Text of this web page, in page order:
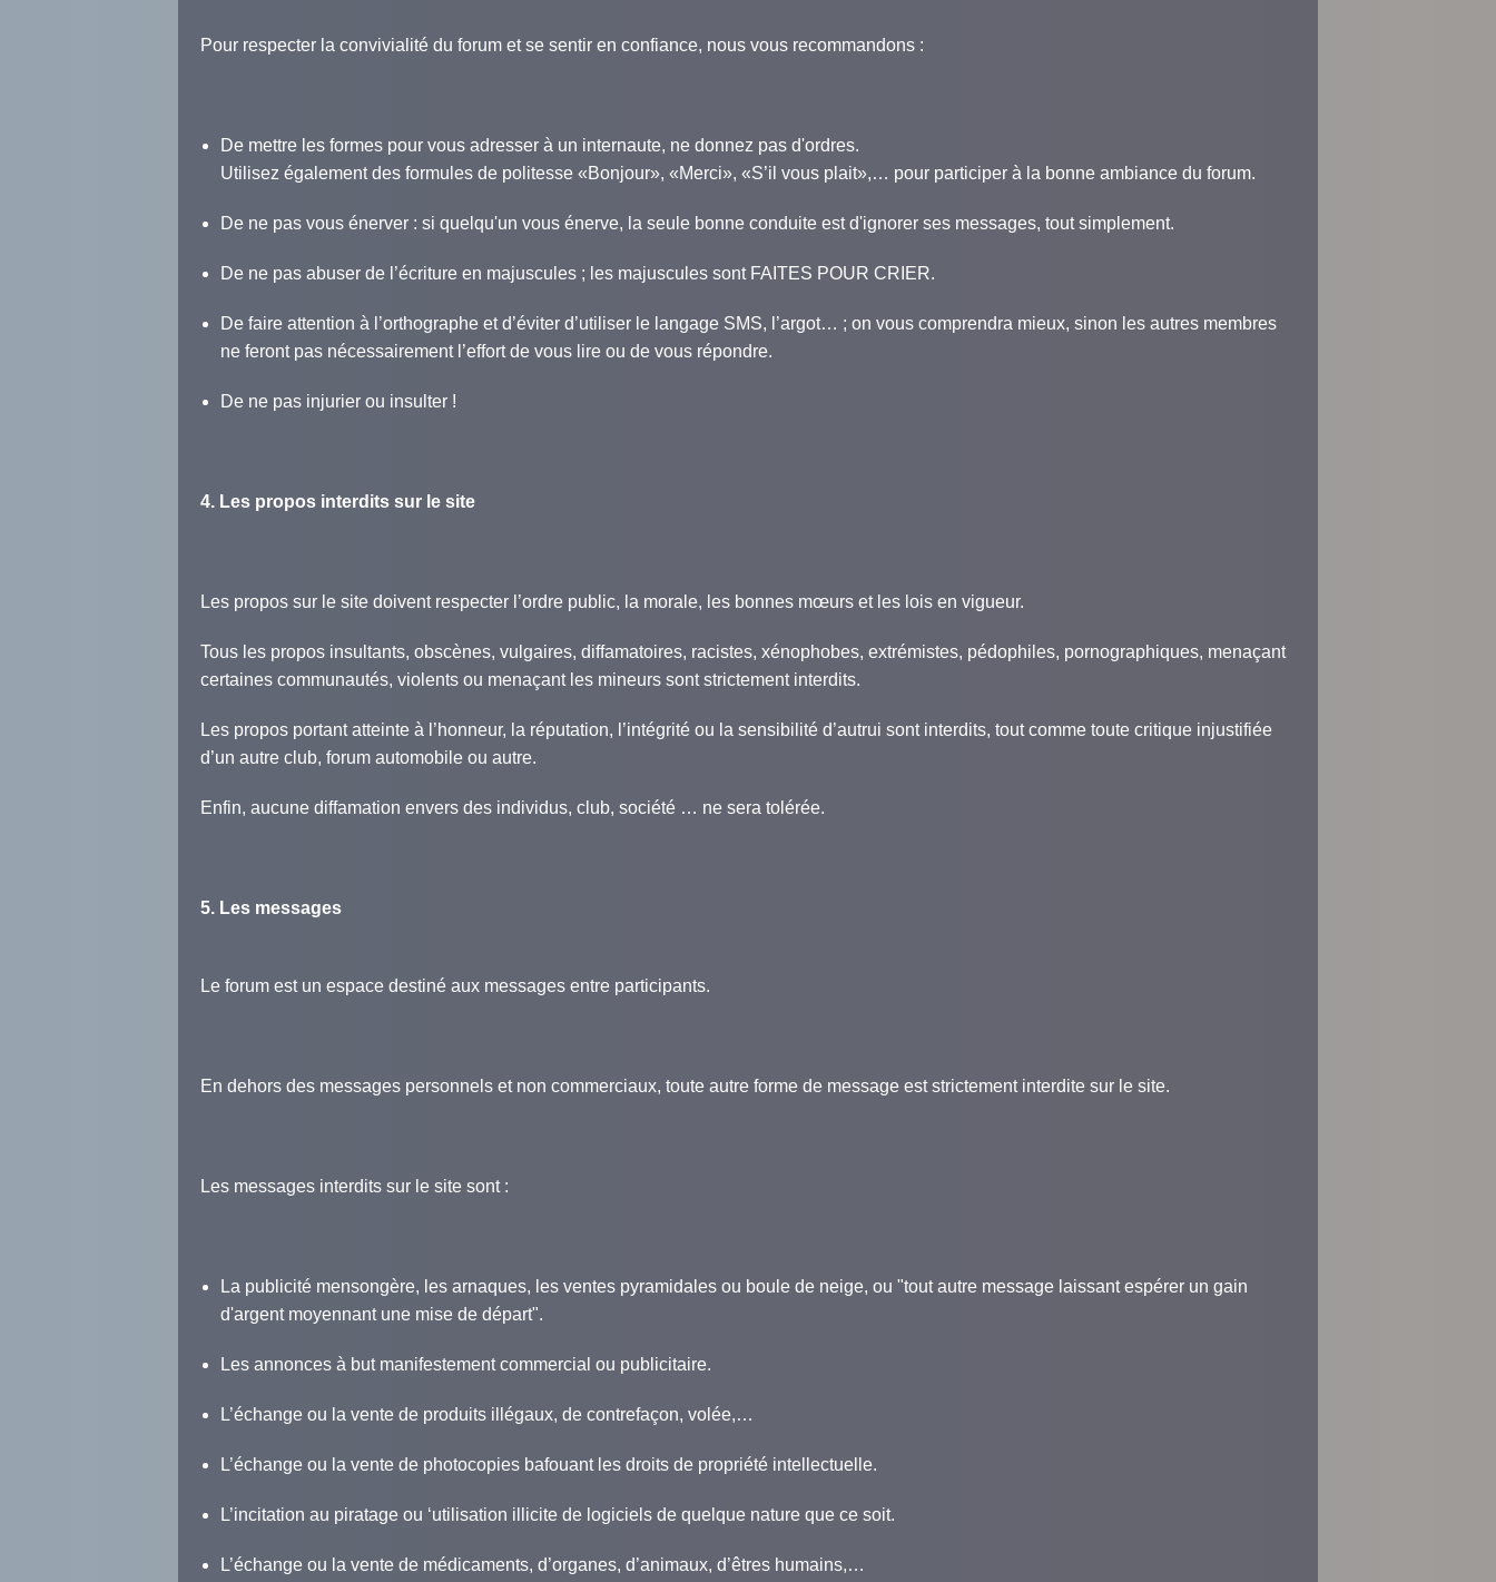
Pour respecter la convivialité du forum et se sentir en confiance, nous vous recommandons :
De mettre les formes pour vous adresser à un internaute, ne donnez pas d'ordres.
Utilisez également des formules de politesse «Bonjour», «Merci», «S’il vous plait»,… pour participer à la bonne ambiance du forum.
De ne pas vous énerver : si quelqu'un vous énerve, la seule bonne conduite est d'ignorer ses messages, tout simplement.
De ne pas abuser de l’écriture en majuscules ; les majuscules sont FAITES POUR CRIER.
De faire attention à l’orthographe et d’éviter d’utiliser le langage SMS, l’argot… ; on vous comprendra mieux, sinon les autres membres
ne feront pas nécessairement l’effort de vous lire ou de vous répondre.
De ne pas injurier ou insulter !
4. Les propos interdits sur le site
Les propos sur le site doivent respecter l’ordre public, la morale, les bonnes mœurs et les lois en vigueur.
Tous les propos insultants, obscènes, vulgaires, diffamatoires, racistes, xénophobes, extrémistes, pédophiles, pornographiques, menaçant
certaines communautés, violents ou menaçant les mineurs sont strictement interdits.
Les propos portant atteinte à l’honneur, la réputation, l’intégrité ou la sensibilité d’autrui sont interdits, tout comme toute critique injustifiée
d’un autre club, forum automobile ou autre.
Enfin, aucune diffamation envers des individus, club, société … ne sera tolérée.
5. Les messages
Le forum est un espace destiné aux messages entre participants.
En dehors des messages personnels et non commerciaux, toute autre forme de message est strictement interdite sur le site.
Les messages interdits sur le site sont :
La publicité mensongère, les arnaques, les ventes pyramidales ou boule de neige, ou "tout autre message laissant espérer un gain
d'argent moyennant une mise de départ".
Les annonces à but manifestement commercial ou publicitaire.
L’échange ou la vente de produits illégaux, de contrefaçon, volée,…
L’échange ou la vente de photocopies bafouant les droits de propriété intellectuelle.
L’incitation au piratage ou ‘utilisation illicite de logiciels de quelque nature que ce soit.
L’échange ou la vente de médicaments, d’organes, d’animaux, d’êtres humains,…